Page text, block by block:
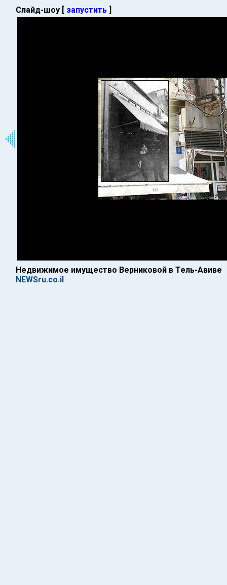
Слайд-шоу [ запустить ]
Недвижимое имущество Верниковой в Тель-Авиве
NEWSru.co.il